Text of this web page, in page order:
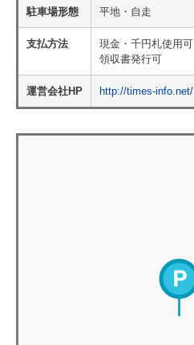
駐車場形態 平地・自走
支払方法
現金・千円札使用可
領収書発行可
運営会社HP http://times-info.net/